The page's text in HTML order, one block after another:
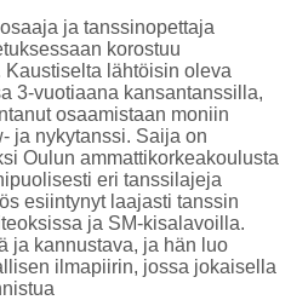
ja tanssinopettaja
korostuu
lähtöisin oleva
3-vuotiaana kansantanssilla,
osaamistaan moniin
ja nykytanssi. Saija on
Oulun ammattikorkeakoulusta
eri tanssilajeja
esiintynyt laajasti tanssin
ja SM-kisalavoilla.
ja kannustava, ja hän luo
ilmapiirin, jossa jokaisella